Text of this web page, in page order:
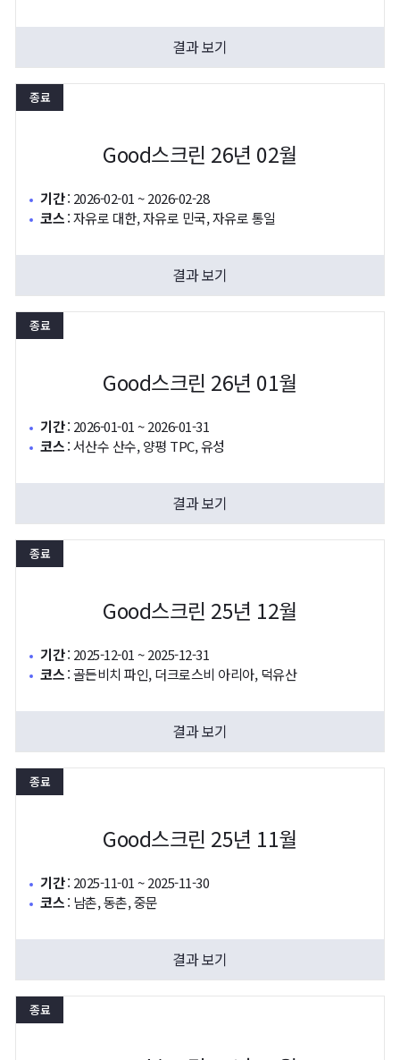
결과 보기
종료
Good스크린 26년 02월
기간: 2026-02-01 ~ 2026-02-28
코스:자유로 대한, 자유로 민국, 자유로 통일
결과 보기
종료
Good스크린 26년 01월
기간: 2026-01-01 ~ 2026-01-31
코스:서산수 산수, 양평 TPC, 유성
결과 보기
종료
Good스크린 25년 12월
기간: 2025-12-01 ~ 2025-12-31
코스:골든비치 파인, 더크로스비 아리아, 덕유산
결과 보기
종료
Good스크린 25년 11월
기간: 2025-11-01 ~ 2025-11-30
코스: 남촌, 동촌, 중문
결과 보기
종료